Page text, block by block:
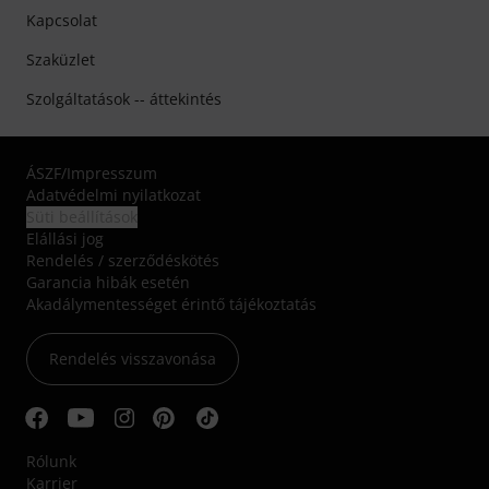
Kapcsolat
Szaküzlet
Szolgáltatások -- áttekintés
ÁSZF/Impresszum
Adatvédelmi nyilatkozat
Elállási jog
Rendelés / szerződéskötés
Garancia hibák esetén
Akadálymentességet érintő tájékoztatás
Rendelés visszavonása
Rólunk
Karrier